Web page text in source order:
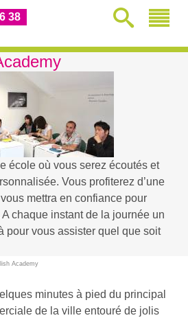
38
école où vous serez écoutés et
Vous profiterez d’une
mettra en confiance pour
chaque instant de la journée un
pour vous assister quel que soit
Academy
minutes à pied du principal
de la ville entouré de jolis